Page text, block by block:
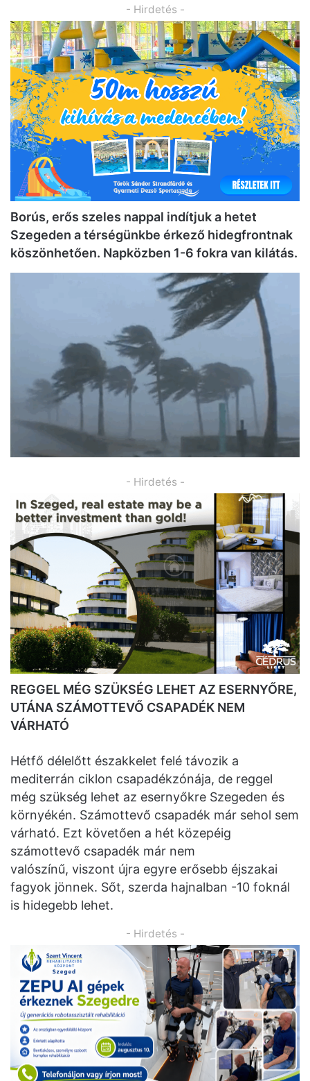
- Hirdetés -
Borús, erős szeles nappal indítjuk a hetet
Szegeden a térségünkbe érkező hidegfrontnak
köszönhetően. Napközben 1-6 fokra van kilátás.
- Hirdetés -
REGGEL MÉG SZÜKSÉG LEHET AZ ESERNYŐRE,
UTÁNA SZÁMOTTEVŐ CSAPADÉK NEM
VÁRHATÓ
Hétfő délelőtt északkelet felé távozik a
mediterrán ciklon csapadékzónája, de reggel
még szükség lehet az esernyőkre Szegeden és
környékén. Számottevő csapadék már sehol sem
várható. Ezt követően a hét közepéig
számottevő csapadék már nem
valószínű, viszont újra egyre erősebb éjszakai
fagyok jönnek. Sőt, szerda hajnalban -10 foknál
is hidegebb lehet.
- Hirdetés -